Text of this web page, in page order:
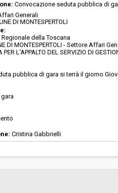
Convocazione seduta pubblica di
Generali
DI MONTESPERTOLI
della Toscana
DI MONTESPERTOLI - Settore Affari
PER L'APPALTO DEL SERVIZIO DI
pubblica di gara si terrà il giorno
Cristina Gabbrielli